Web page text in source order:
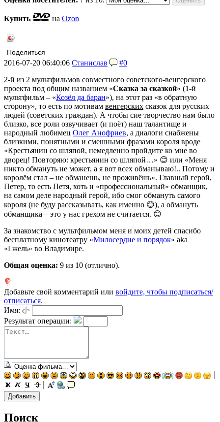
Купить на Ozon
Поделиться
2016-07-20 06:40:06 Станислав
#0
2-й из 2 мультфильмов совместного советского-венгерского
проекта под общим названием «Сказка за сказкой» (1-й
мультфильм – «Козёл да баран»), на этот раз «в обратную
сторону», то есть по мотивам венгерских сказок для русских
людей (советских граждан). А чтобы сие творчество нам было
близко, все роли озвучивает (и поёт) наш талантище и
народный любимец Олег Анофриев, а диалоги снабжены
близкими, понятными и смешными фразами короля вроде
«Крестьянин со шляпой, немедленно пройдите ко мне во
дворец! Повторяю: крестьянин со шляпой…» 😊 или «Меня
никто обмануть не может, а я вот всех обманываю!.. Потому и
королём стал – не обманешь, не проживёшь». Главный герой,
Петер, то есть Петя, хоть и «профессиональный» обманщик,
на самом деле народный герой, ибо смог обмануть самого
короля (не буду рассказывать, как именно 😊), а обмануть
обманщика – это у нас грехом не считается. 😊
За знакомство с мультфильмом меня и моих детей спасибо
бесплатному кинотеатру «Милосердие и порядок» aka
«Гжель» во Владимире.
Общая оценка: 9 из 10 (отлично).
Добавьте свой комментарий или войдите, чтобы подписаться/
отписаться.
Имя:
Результат операции:
Поиск